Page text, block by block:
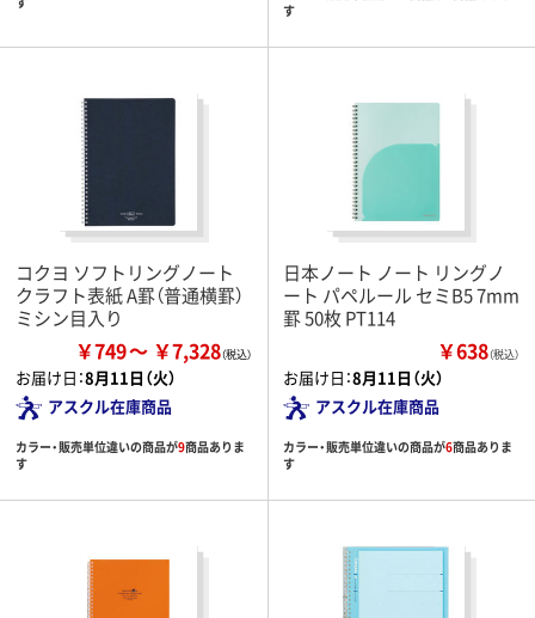
す
コクヨ ソフトリングノート
クラフト表紙 A罫（普通横罫）
ミシン目入り
￥749 ￥7,328
お届け日：8月11日（火）
アスクル在庫商品
カラー・販売単位違いの商品が9商品ありま
す
日本ノート ノート リングノ
ート パペルール セミB5 7mm
罫 50枚 PT114
￥638（税込）
お届け日：8月11日（火）
アスクル在庫商品
カラー・販売単位違いの商品が6商品ありま
す